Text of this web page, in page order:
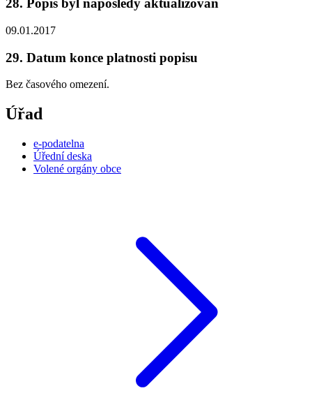
28. Popis byl naposledy aktualizován
09.01.2017
29. Datum konce platnosti popisu
Bez časového omezení.
Úřad
e-podatelna
Úřední deska
Volené orgány obce